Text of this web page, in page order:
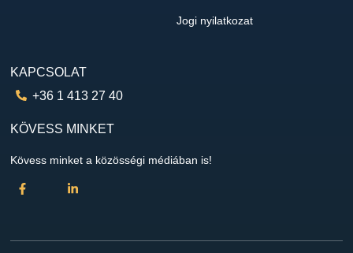
Jogi nyilatkozat
KAPCSOLAT
+36 1 413 27 40
KÖVESS MINKET
Kövess minket a közösségi médiában is!